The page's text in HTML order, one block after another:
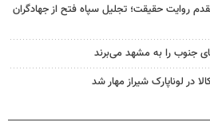
روایت حقیقت؛ تجلیل سپاه فتح از جهادگران
جنوب را به مشهد می‌برند
در لوناپارک شیراز مهار شد